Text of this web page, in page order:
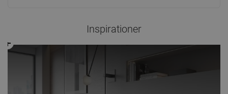
Inspirationer